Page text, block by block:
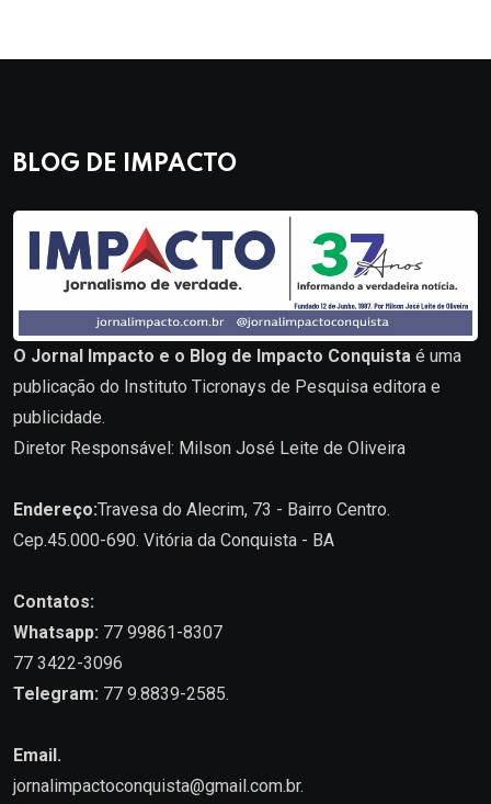
BLOG DE IMPACTO
O Jornal Impacto e o Blog de Impacto Conquista é uma
publicação do Instituto Ticronays de Pesquisa editora e
publicidade.
Diretor Responsável: Milson José Leite de Oliveira
Endereço:Travesa do Alecrim, 73 - Bairro Centro.
Cep.45.000-690. Vitória da Conquista - BA
Contatos:
Whatsapp: 77 99861-8307
77 3422-3096
Telegram: 77 9.8839-2585.
Email.
jornalimpactoconquista@gmail.com.br.